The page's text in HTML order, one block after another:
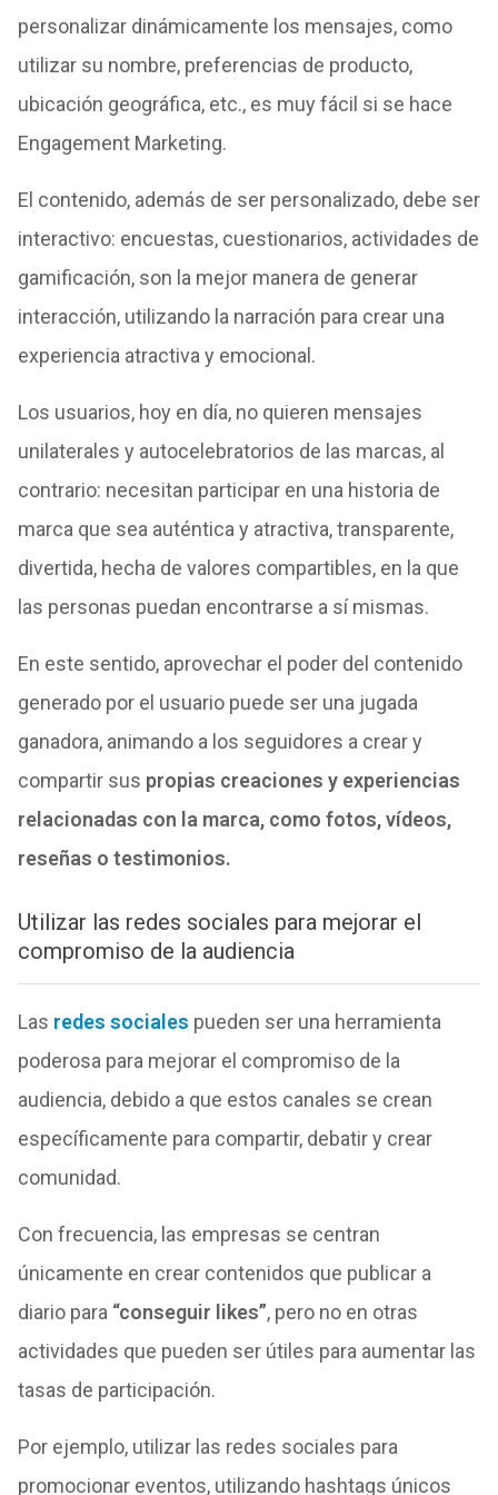
personalizar dinámicamente los mensajes, como
utilizar su nombre, preferencias de producto,
ubicación geográfica, etc., es muy fácil si se hace
Engagement Marketing.
El contenido, además de ser personalizado, debe ser
interactivo: encuestas, cuestionarios, actividades de
gamificación, son la mejor manera de generar
interacción, utilizando la narración para crear una
experiencia atractiva y emocional.
Los usuarios, hoy en día, no quieren mensajes
unilaterales y autocelebratorios de las marcas, al
contrario: necesitan participar en una historia de
marca que sea auténtica y atractiva, transparente,
divertida, hecha de valores compartibles, en la que
las personas puedan encontrarse a sí mismas.
En este sentido, aprovechar el poder del contenido
generado por el usuario puede ser una jugada
ganadora, animando a los seguidores a crear y
compartir sus propias creaciones y experiencias
relacionadas con la marca, como fotos, vídeos,
reseñas o testimonios.
Utilizar las redes sociales para mejorar el
compromiso de la audiencia
Las redes sociales pueden ser una herramienta
poderosa para mejorar el compromiso de la
audiencia, debido a que estos canales se crean
específicamente para compartir, debatir y crear
comunidad.
Con frecuencia, las empresas se centran
únicamente en crear contenidos que publicar a
diario para “conseguir likes”, pero no en otras
actividades que pueden ser útiles para aumentar las
tasas de participación.
Por ejemplo, utilizar las redes sociales para
promocionar eventos, utilizando hashtags únicos